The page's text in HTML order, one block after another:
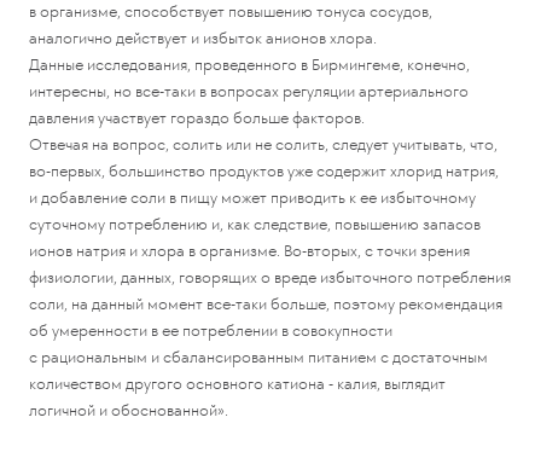
в организме, способствует повышению тонуса сосудов,
аналогично действует и избыток анионов хлора.
Данные исследования, проведенного в Бирмингеме, конечно,
интересны, но все-таки в вопросах регуляции артериального
давления участвует гораздо больше факторов.
Отвечая на вопрос, солить или не солить, следует учитывать, что,
во-первых, большинство продуктов уже содержит хлорид натрия,
и добавление соли в пищу может приводить к ее избыточному
суточному потреблению и, как следствие, повышению запасов
ионов натрия и хлора в организме. Во-вторых, с точки зрения
физиологии, данных, говорящих о вреде избыточного потребления
соли, на данный момент все-таки больше, поэтому рекомендация
об умеренности в ее потреблении в совокупности
с рациональным и сбалансированным питанием с достаточным
количеством другого основного катиона - калия, выглядит
логичной и обоснованной».